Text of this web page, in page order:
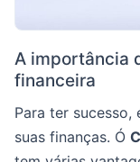
A importância
financeira
Para ter sucesso,
suas finanças. Ó